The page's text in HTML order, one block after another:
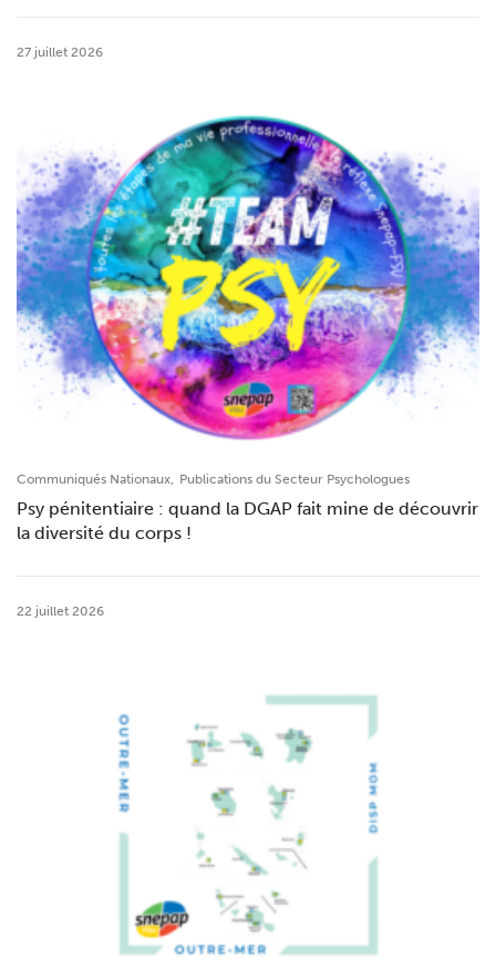
27 juillet 2026
Communiqués Nationaux, Publications du Secteur Psychologues
Psy pénitentiaire : quand la DGAP fait mine de découvrir
la diversité du corps !
22 juillet 2026